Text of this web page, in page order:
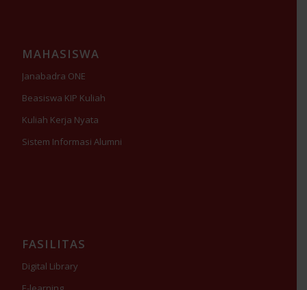
MAHASISWA
Janabadra ONE
Beasiswa KIP Kuliah
Kuliah Kerja Nyata
Sistem Informasi Alumni
FASILITAS
Digital Library